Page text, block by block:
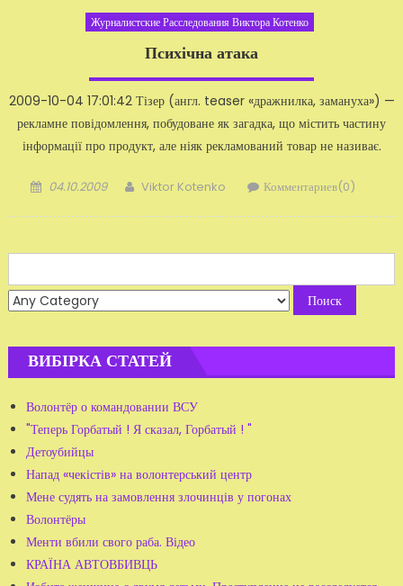
Журналистские Расследования Виктора Котенко
Психічна атака
2009-10-04 17:01:42 Тізер (англ. teaser «дражнилка, замануха») —
рекламне повідомлення, по­будоване як загадка, що містить частину
інформації про продукт, але ніяк рекламований товар не називає.
Добавлено
04.10.2009 Автор
Viktor Kotenko Комментариев(0)
for:
ВИБІРКА СТАТЕЙ
Волонтёр о командовании ВСУ
"Теперь Горбатый ! Я сказал, Горбатый ! "
Детоубийцы
Напад «чекістів» на волонтерський центр
Мене судять на замовлення злочинців у погонах
Волонтёры
Менти вбили свого раба. Відео
КРАЇНА АВТОВБИВЦЬ